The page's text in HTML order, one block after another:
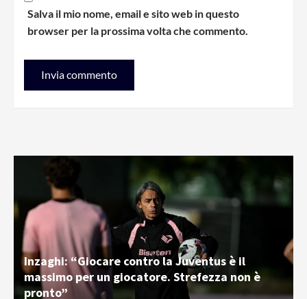
Salva il mio nome, email e sito web in questo
browser per la prossima volta che commento.
Inzaghi: “Giocare contro la Juventus è il
massimo per un giocatore. Strefezza non è
pronto”